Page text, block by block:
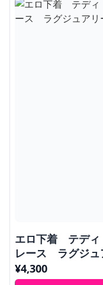
エロ下着 テデ
レース ラグジ
¥4,300